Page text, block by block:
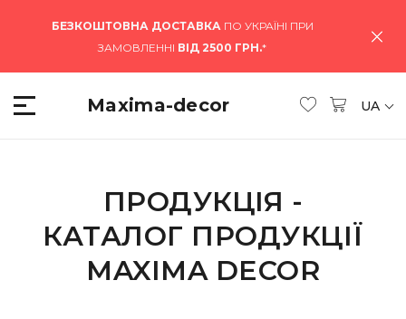
БЕЗКОШТОВНА ДОСТАВКАПО УКРАЇНІ ПРИ
ЗАМОВЛЕННІ ВІД 2500 ГРН.*
Maxima-decor UA
ПРОДУКЦІЯ -
КАТАЛОГ ПРОДУКЦІЇ
MAXIMA DECOR